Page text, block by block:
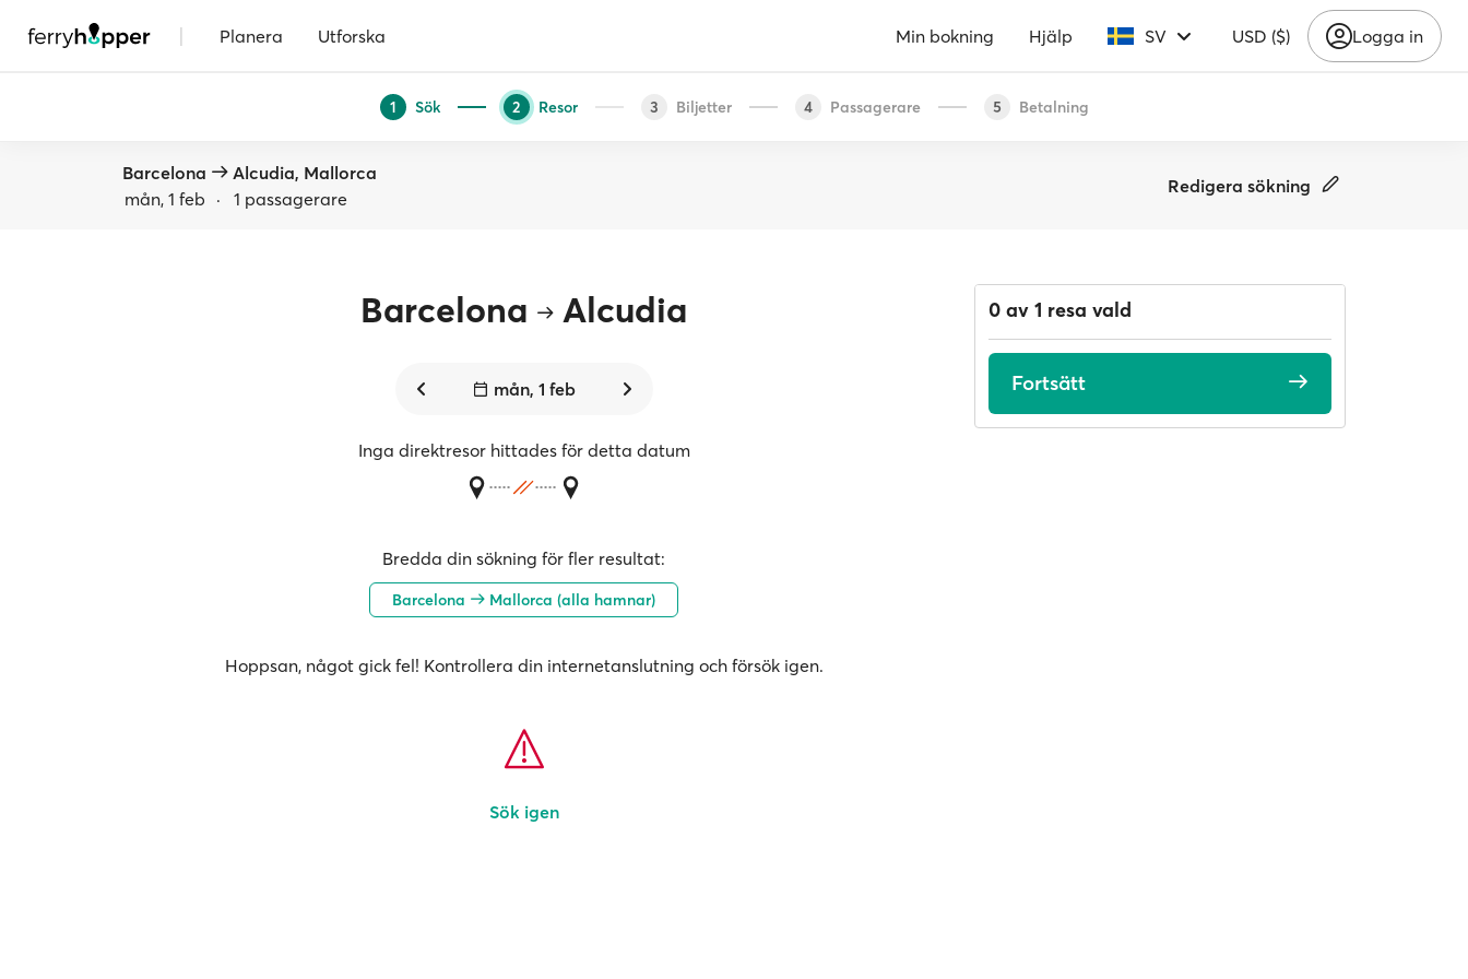
| Planera Utforska Min bokning Hjälp SV USD ($) Logga in
1 Sök 2 Resor 3 Biljetter 4 Passagerare 5 Betalning
Barcelona
Alcudia, Mallorca
mån, 1 feb · 1 passagerare
Redigera sökning
Barcelona Alcudia
mån, 1 feb
Inga direktresor hittades för detta datum
Bredda din sökning för fler resultat:
Barcelona Mallorca (alla hamnar)
Hoppsan, något gick fel! Kontrollera din internetanslutning och försök igen.
Sök igen
0 av 1 resa vald
Fortsätt